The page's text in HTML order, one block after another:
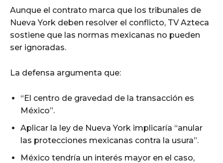
Aunque el contrato marca que los tribunales de
Nueva York deben resolver el conflicto, TV Azteca
sostiene que las normas mexicanas no pueden
ser ignoradas.
La defensa argumenta que:
“El centro de gravedad de la transacción es
México”.
Aplicar la ley de Nueva York implicaría “anular
las protecciones mexicanas contra la usura”.
México tendría un interés mayor en el caso,